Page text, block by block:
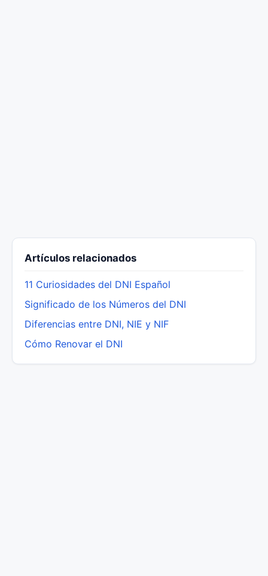
Artículos relacionados
11 Curiosidades del DNI Español
Significado de los Números del DNI
Diferencias entre DNI, NIE y NIF
Cómo Renovar el DNI